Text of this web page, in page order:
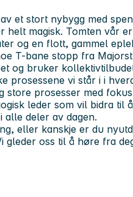
et stort nybygg med
helt magisk. Tomten vår
og en flott, gammel
T-bane stopp fra
og bruker
prosessene vi står i i
store prosesser med
leder som vil bidra til
alle deler av dagen.
eller kanskje er du
oss til å høre fra